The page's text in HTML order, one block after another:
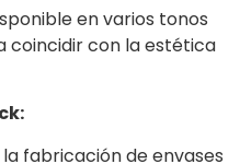
en varios tonos
coincidir con la estética
fabricación de envases